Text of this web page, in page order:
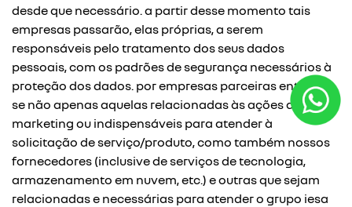
desde que necessário. a partir desse momento tais
empresas passarão, elas próprias, a serem
responsáveis pelo tratamento dos seus dados
pessoais, com os padrões de segurança necessários à
proteção dos dados. por empresas parceiras entende-
se não apenas aquelas relacionadas às ações de
marketing ou indispensáveis para atender à
solicitação de serviço/produto, como também nossos
fornecedores (inclusive de serviços de tecnologia,
armazenamento em nuvem, etc.) e outras que sejam
relacionadas e necessárias para atender o grupo iesa